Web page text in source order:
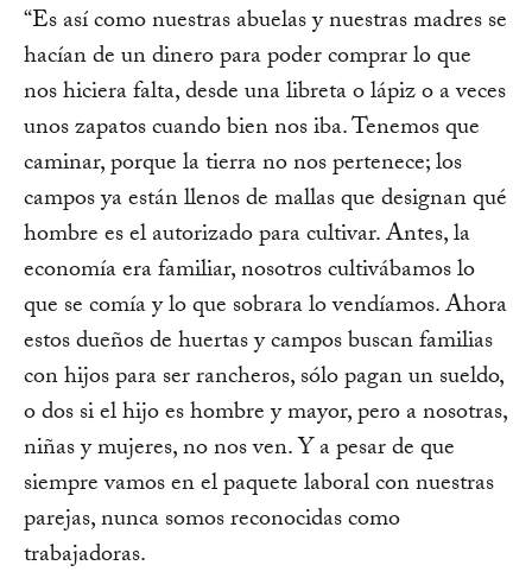
“Es así como nuestras abuelas y nuestras madres se
hacían de un dinero para poder comprar lo que
nos hiciera falta, desde una libreta o lápiz o a veces
unos zapatos cuando bien nos iba. Tenemos que
caminar, porque la tierra no nos pertenece; los
campos ya están llenos de mallas que designan qué
hombre es el autorizado para cultivar. Antes, la
economía era familiar, nosotros cultivábamos lo
que se comía y lo que sobrara lo vendíamos. Ahora
estos dueños de huertas y campos buscan familias
con hijos para ser rancheros, sólo pagan un sueldo,
o dos si el hijo es hombre y mayor, pero a nosotras,
niñas y mujeres, no nos ven. Y a pesar de que
siempre vamos en el paquete laboral con nuestras
parejas, nunca somos reconocidas como
trabajadoras.